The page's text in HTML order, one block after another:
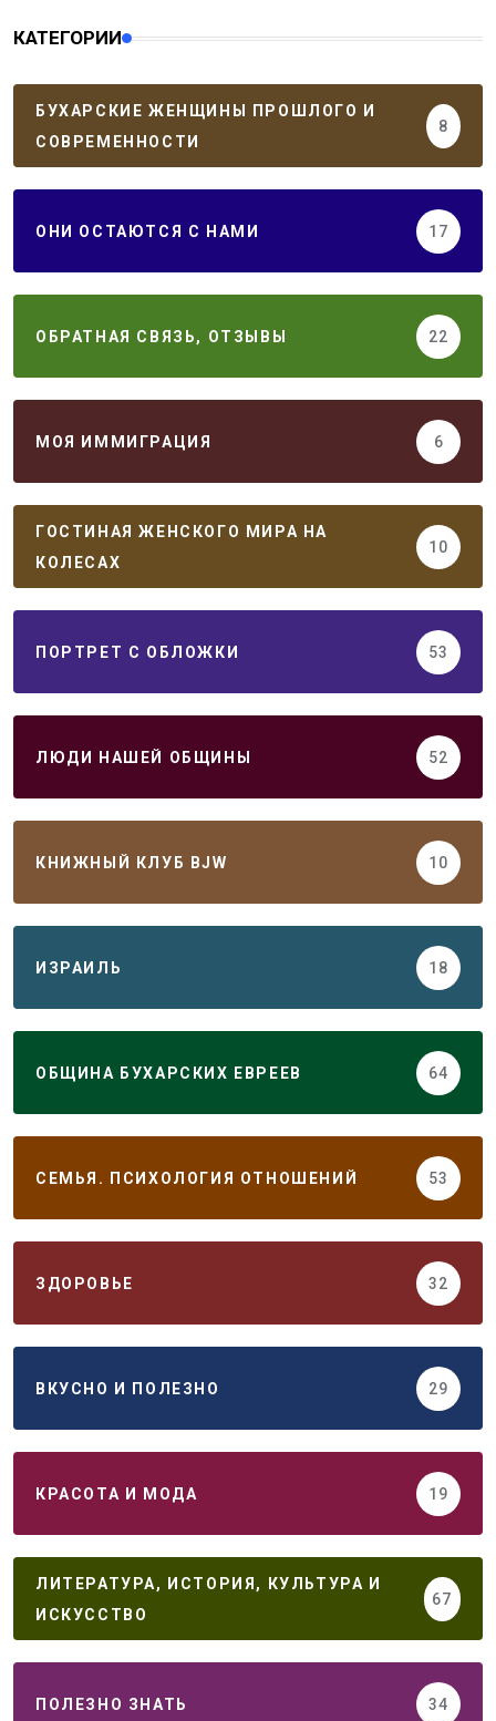
КАТЕГОРИИ
БУХАРСКИЕ ЖЕНЩИНЫ ПРОШЛОГО И
СОВРЕМЕННОСТИ
8
ОНИ ОСТАЮТСЯ С НАМИ 17
ОБРАТНАЯ СВЯЗЬ, ОТЗЫВЫ 22
МОЯ ИММИГРАЦИЯ 6
ГОСТИНАЯ ЖЕНСКОГО МИРА НА
КОЛЕСАХ
10
ПОРТРЕТ С ОБЛОЖКИ 53
ЛЮДИ НАШЕЙ ОБЩИНЫ 52
КНИЖНЫЙ КЛУБ BJW 10
ИЗРАИЛЬ 18
ОБЩИНА БУХАРСКИХ ЕВРЕЕВ 64
СЕМЬЯ. ПСИХОЛОГИЯ ОТНОШЕНИЙ 53
ЗДОРОВЬЕ 32
ВКУСНО И ПОЛЕЗНО 29
КРАСОТА И МОДА 19
ЛИТЕРАТУРА, ИСТОРИЯ, КУЛЬТУРА И
ИСКУССТВО
67
ПОЛЕЗНО ЗНАТЬ 34